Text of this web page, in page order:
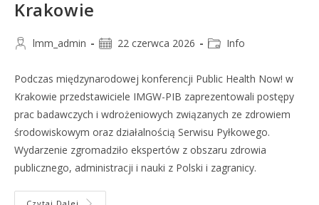
Krakowie
lmm_admin 22 czerwca 2026 Info
Podczas międzynarodowej konferencji Public Health Now! w
Krakowie przedstawiciele IMGW-PIB zaprezentowali postępy
prac badawczych i wdrożeniowych związanych ze zdrowiem
środowiskowym oraz działalnością Serwisu Pyłkowego.
Wydarzenie zgromadziło ekspertów z obszaru zdrowia
publicznego, administracji i nauki z Polski i zagranicy.